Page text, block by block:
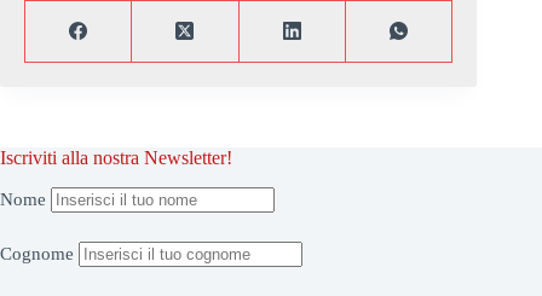
Iscriviti alla nostra Newsletter!
Nome
Cognome